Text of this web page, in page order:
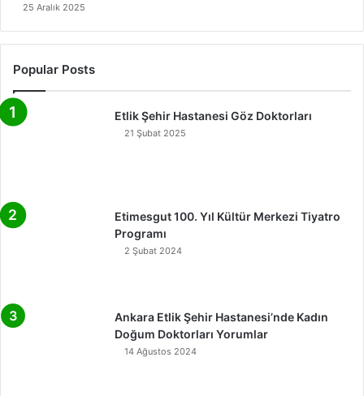
25 Aralık 2025
Popular Posts
Etlik Şehir Hastanesi Göz Doktorları
21 Şubat 2025
Etimesgut 100. Yıl Kültür Merkezi Tiyatro
Programı
2 Şubat 2024
Ankara Etlik Şehir Hastanesi’nde Kadın
Doğum Doktorları Yorumlar
14 Ağustos 2024